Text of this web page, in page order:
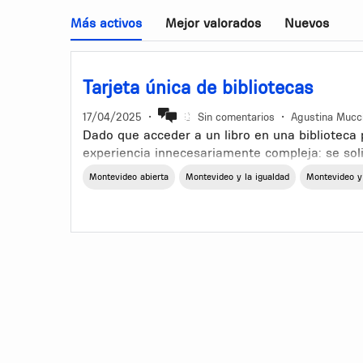
Más activos Mejor valorados Nuevos
Tarjeta única de bibliotecas
17/04/2025 • Sin comentarios • Agustina
Dado que acceder a un libro en una
experiencia innecesariamente compleja: se
domicilio, inscripción previa, reserva
agilizar el proceso y acceder al sistema
Montevideo abierta Montevideo y la igualdad Montevideo